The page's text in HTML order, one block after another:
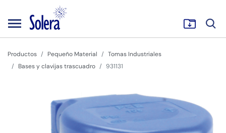
Productos Pequeño Material
Tomas Industriales
Bases y clavijas trascuadro
931131